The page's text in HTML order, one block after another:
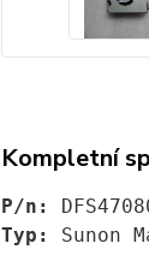
Kompletní
P/n:
Typ:
Sunon